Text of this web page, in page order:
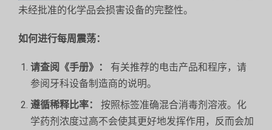
未经批准的化学品会损害设备的完整性。
如何进行每周震荡：
请查阅《手册》：
有关推荐的电击产品和程序，请
参阅牙科设备制造商的说明。
遵循稀释比率：
按照标签准确混合消毒剂溶液。化
学药剂浓度过高不会使其更好地发挥作用，反而会加